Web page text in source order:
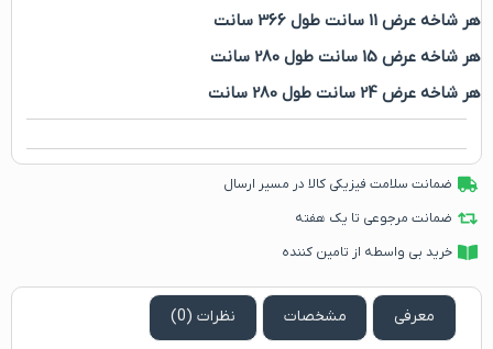
هر شاخه عرض 11 سانت طول 366 سانت
هر شاخه عرض 15 سانت طول 280 سانت
هر شاخه عرض 24 سانت طول 280 سانت
ضمانت سلامت فیزیکی کالا در مسیر ارسال
ضمانت مرجوعی تا یک هفته
خرید بی واسطه از تامین کننده
معرفی مشخصات نظرات (0)